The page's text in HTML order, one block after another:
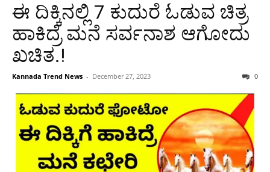
ಈ ದಿಕ್ಕಿನಲ್ಲಿ 7 ಕುದುರೆ ಓಡುವ ಚಿತ್ರ
ಹಾಕಿದ್ರೆ ಮನೆ ಸರ್ವನಾಶ ಆಗೋದು
ಖಚಿತ.!
Kannada Trend News - December 27, 2023 0